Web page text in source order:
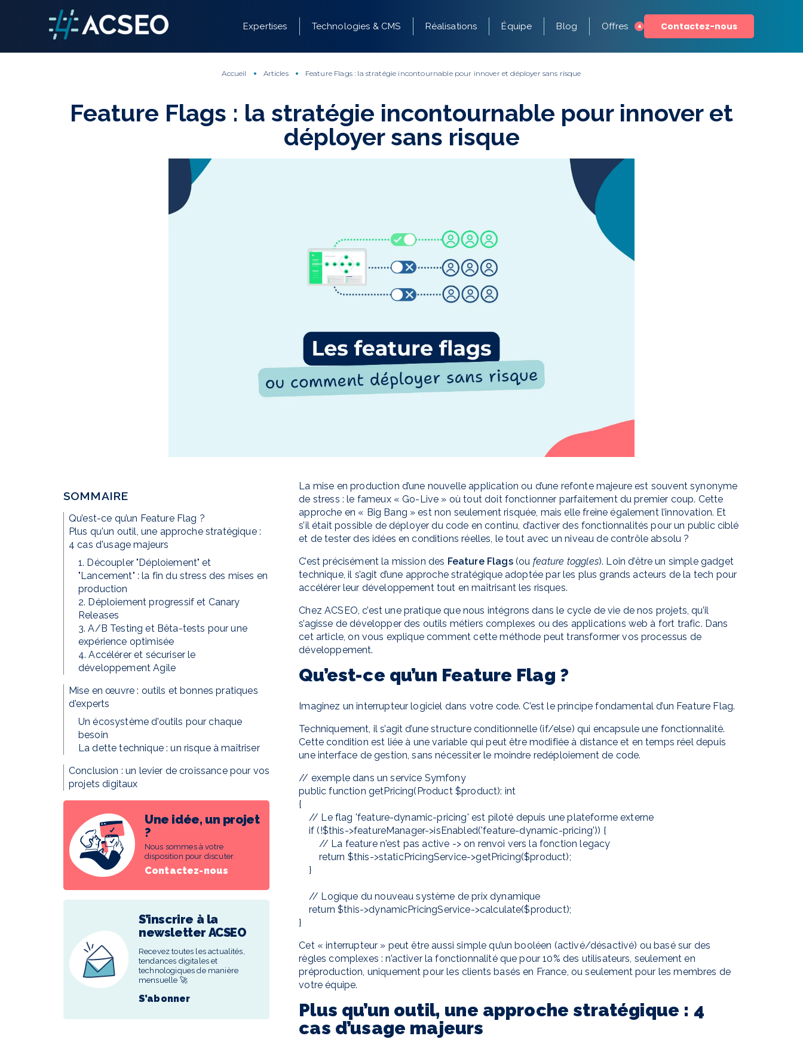
Expertises Technologies & CMS Réalisations Équipe Blog Offres 4 Contactez-nous
Accueil Articles Feature Flags : la stratégie incontournable pour innover et déployer sans risque
Feature Flags : la stratégie incontournable pour innover et
déployer sans risque
SOMMAIRE
Qu’est-ce qu’un Feature Flag ?
Plus qu'un outil, une approche stratégique :
4 cas d'usage majeurs
1. Découpler "Déploiement" et
"Lancement" : la fin du stress des mises en
production
2. Déploiement progressif et Canary
Releases
3. A/B Testing et Bêta-tests pour une
expérience optimisée
4. Accélérer et sécuriser le
développement Agile
Mise en œuvre : outils et bonnes pratiques
d'experts
Un écosystème d'outils pour chaque
besoin
La dette technique : un risque à maîtriser
Conclusion : un levier de croissance pour vos
projets digitaux
Une idée, un projet
?
Nous sommes à votre
disposition pour discuter.
Contactez-nous
S’inscrire à la
newsletter ACSEO
Recevez toutes les actualités,
tendances digitales et
technologiques de manière
mensuelle 🚀
S’abonner
La mise en production d’une nouvelle application ou d’une refonte majeure est souvent synonyme
de stress : le fameux « Go-Live » où tout doit fonctionner parfaitement du premier coup. Cette
approche en « Big Bang » est non seulement risquée, mais elle freine également l’innovation. Et
s’il était possible de déployer du code en continu, d’activer des fonctionnalités pour un public ciblé
et de tester des idées en conditions réelles, le tout avec un niveau de contrôle absolu ?
C’est précisément la mission des Feature Flags(ou feature toggles). Loin d’être un simple gadget
technique, il s’agit d’une approche stratégique adoptée par les plus grands acteurs de la tech pour
accélérer leur développement tout en maîtrisant les risques.
Chez ACSEO, c’est une pratique que nous intégrons dans le cycle de vie de nos projets, qu’il
s’agisse de développer des outils métiers complexes ou des applications web à fort trafic. Dans
cet article, on vous explique comment cette méthode peut transformer vos processus de
développement.
Qu’est-ce qu’un Feature Flag ?
Imaginez un interrupteur logiciel dans votre code. C’est le principe fondamental d’un Feature Flag.
Techniquement, il s’agit d’une structure conditionnelle (if/else) qui encapsule une fonctionnalité.
Cette condition est liée à une variable qui peut être modifiée à distance et en temps réel depuis
une interface de gestion, sans nécessiter le moindre redéploiement de code.
// exemple dans un service Symfony
public function getPricing(Product $product): int
{
Cet « interrupteur » peut être aussi simple qu’un booléen (activé/désactivé) ou basé sur des
règles complexes : n’activer la fonctionnalité que pour 10% des utilisateurs, seulement en
préproduction, uniquement pour les clients basés en France, ou seulement pour les membres de
votre équipe.
Plus qu’un outil, une approche stratégique : 4
cas d’usage majeurs